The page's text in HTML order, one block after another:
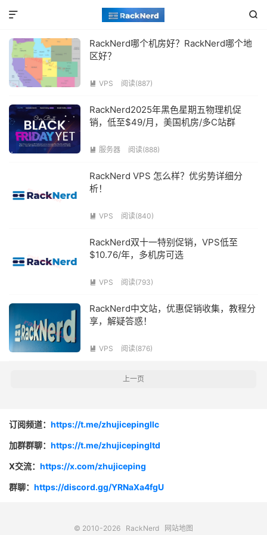


RackNerd哪个机房好？RackNerd哪个地
区好？
 VPS 阅读(887)
RackNerd2025年黑色星期五物理机促
销，低至$49/月，美国机房/多C站群
 服务器 阅读(888)
RackNerd VPS 怎么样？优劣势详细分
析！
 VPS 阅读(840)
RackNerd双十一特别促销，VPS低至
$10.76/年，多机房可选
 VPS 阅读(793)
RackNerd中文站，优惠促销收集，教程分
享，解疑答惑！
 VPS 阅读(876)
上一页
订阅频道： https://t.me/zhujicepingllc
加群群聊： https://t.me/zhujicepingltd
X交流： https://x.com/zhujiceping
群聊： https://discord.gg/YRNaXa4fgU
© 2010-2026 RackNerd 网站地图